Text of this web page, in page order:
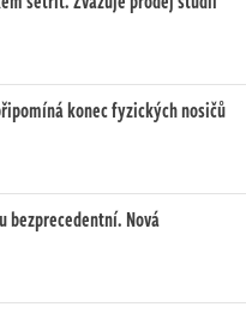
konec fyzických nosičů
bezprecedentní. Nová